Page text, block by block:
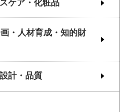
ケア・化粧品
・人材育成・知的財
計・品質